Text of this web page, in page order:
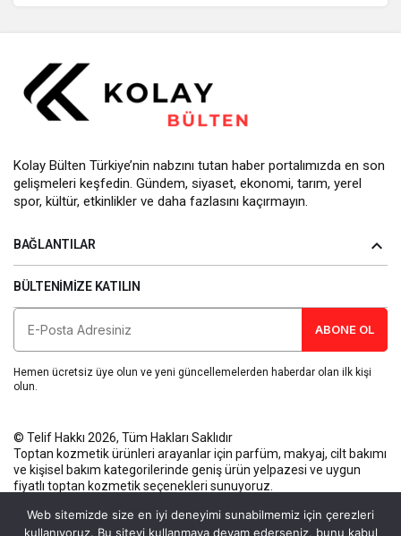
Kolay Bülten Türkiye’nin nabzını tutan haber portalımızda en son
gelişmeleri keşfedin. Gündem, siyaset, ekonomi, tarım, yerel
spor, kültür, etkinlikler ve daha fazlasını kaçırmayın.
BAĞLANTILAR
BÜLTENIMIZE KATILIN
ABONE OL
Hemen ücretsiz üye olun ve yeni güncellemelerden haberdar olan ilk kişi
olun.
© Telif Hakkı 2026, Tüm Hakları Saklıdır
Toptan kozmetik ürünleri arayanlar için parfüm, makyaj, cilt bakımı
ve kişisel bakım kategorilerinde geniş ürün yelpazesi ve uygun
fiyatlı toptan kozmetik seçenekleri sunuyoruz.
Web sitemizde size en iyi deneyimi sunabilmemiz için çerezleri
kullanıyoruz. Bu siteyi kullanmaya devam ederseniz, bunu kabul